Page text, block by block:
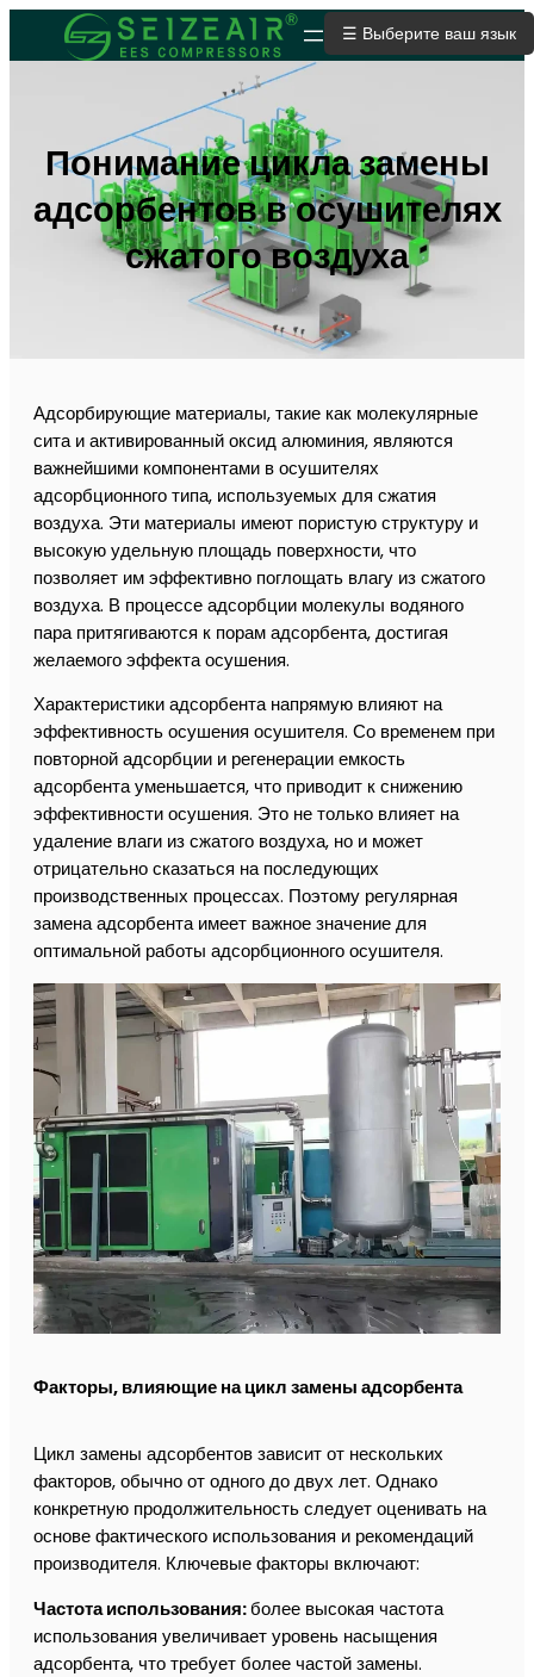
ОТПРАВИТЬ ЗАЯВКУ
☰ Выберите ваш язык
Понимание цикла замены
адсорбентов в осушителях
сжатого воздуха
Адсорбирующие материалы, такие как молекулярные
сита и активированный оксид алюминия, являются
важнейшими компонентами в осушителях
адсорбционного типа, используемых для сжатия
воздуха. Эти материалы имеют пористую структуру и
высокую удельную площадь поверхности, что
позволяет им эффективно поглощать влагу из сжатого
воздуха. В процессе адсорбции молекулы водяного
пара притягиваются к порам адсорбента, достигая
желаемого эффекта осушения.
Характеристики адсорбента напрямую влияют на
эффективность осушения осушителя. Со временем при
повторной адсорбции и регенерации емкость
адсорбента уменьшается, что приводит к снижению
эффективности осушения. Это не только влияет на
удаление влаги из сжатого воздуха, но и может
отрицательно сказаться на последующих
производственных процессах. Поэтому регулярная
замена адсорбента имеет важное значение для
оптимальной работы адсорбционного осушителя.
Факторы, влияющие на цикл замены адсорбента
Цикл замены адсорбентов зависит от нескольких
факторов, обычно от одного до двух лет. Однако
конкретную продолжительность следует оценивать на
основе фактического использования и рекомендаций
производителя. Ключевые факторы включают:
Частота использования:более высокая частота
использования увеличивает уровень насыщения
адсорбента, что требует более частой замены.